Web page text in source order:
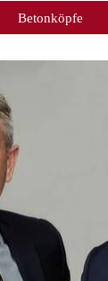
Betonköpfe